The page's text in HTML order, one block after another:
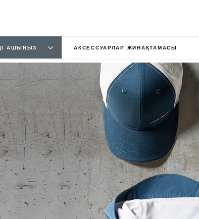
ДІ АШЫҢЫЗ АКСЕССУАРЛАР ЖИНАҚТАМАСЫ